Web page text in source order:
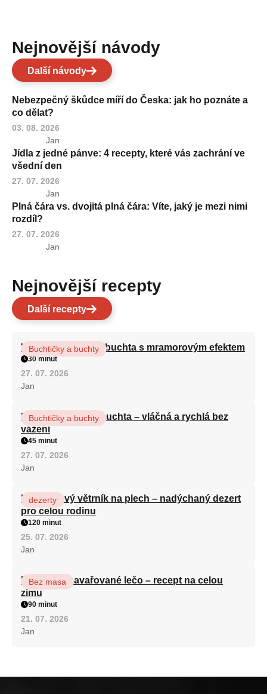
Nejnovější návody
Další návody
Nebezpečný škůdce míří do Česka: jak ho poznáte a
co dělat?
03. 08. 2026
Jan
Jídla z jedné pánve: 4 recepty, které vás zachrání ve
všední den
27. 07. 2026
Jan
Plná čára vs. dvojitá plná čára: Víte, jaký je mezi nimi
rozdíl?
27. 07. 2026
Jan
Nejnovější recepty
Další recepty
Vláčná olejová litá buchta s mramorovým efektem
Buchtičky a buchty
30 minut
27. 07. 2026
Jan
Hrnková maková buchta – vláčná a rychlá bez
vážení
Buchtičky a buchty
45 minut
27. 07. 2026
Jan
Karamelový větrník na plech – nadýchaný dezert
pro celou rodinu
dezerty
120 minut
25. 07. 2026
Jan
Babiččino zavařované lečo – recept na celou
zimu
Bez masa
90 minut
21. 07. 2026
Jan